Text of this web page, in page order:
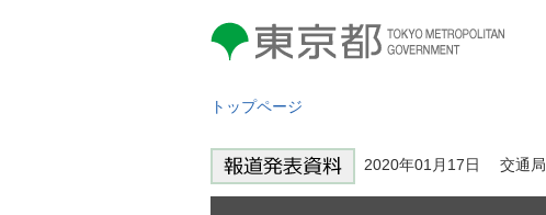
東京都 TOKYO METROPOLITAN
GOVERNMENT
トップページ
2020年01月17日 交通局